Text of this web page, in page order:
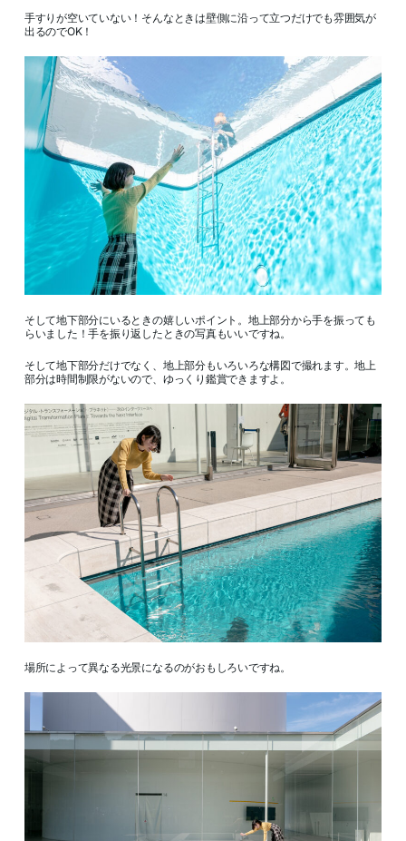
手すりが空いていない！そんなときは壁側に沿って立つだけでも雰囲気が
出るのでOK！
そして地下部分にいるときの嬉しいポイント。地上部分から手を振っても
らいました！手を振り返したときの写真もいいですね。
そして地下部分だけでなく、地上部分もいろいろな構図で撮れます。地上
部分は時間制限がないので、ゆっくり鑑賞できますよ。
場所によって異なる光景になるのがおもしろいですね。